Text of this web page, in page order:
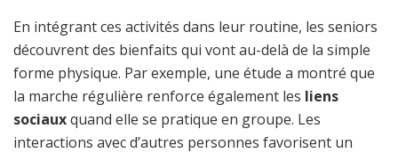
En intégrant ces activités dans leur routine, les seniors
découvrent des bienfaits qui vont au-delà de la simple
forme physique. Par exemple, une étude a montré que
la marche régulière renforce également les liens
sociauxquand elle se pratique en groupe. Les
interactions avec d’autres personnes favorisent un